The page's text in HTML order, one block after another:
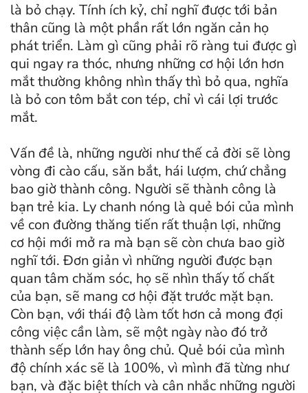
là bỏ chạy. Tính ích kỷ, chỉ nghĩ được tới bản
thân cũng là một phần rất lớn ngăn cản họ
phát triển. Làm gì cũng phải rõ ràng tui được gì
qui ngay ra thóc, nhưng những cơ hội lớn hơn
mắt thường không nhìn thấy thì bỏ qua, nghĩa
là bỏ con tôm bắt con tép, chỉ vì cái lợi trước
mắt.
Vấn đề là, những người như thế cả đời sẽ lòng
vòng đi cào cấu, săn bắt, hái lượm, chứ chẳng
bao giờ thành công. Người sẽ thành công là
bạn trẻ kia. Ly chanh nóng là quẻ bói của mình
về con đường thăng tiến rất thuận lợi, những
cơ hội mới mở ra mà bạn sẽ còn chưa bao giờ
nghĩ tới. Đơn giản vì những người được bạn
quan tâm chăm sóc, họ sẽ nhìn thấy tố chất
của bạn, sẽ mang cơ hội đặt trước mặt bạn.
Còn bạn, với thái độ làm tốt hơn cả mong đợi
công việc cần làm, sẽ một ngày nào đó trở
thành sếp lớn hay ông chủ. Quẻ bói của mình
độ chính xác sẽ là 100%, vì mình đã từng như
bạn, và đặc biệt thích và cân nhắc những người